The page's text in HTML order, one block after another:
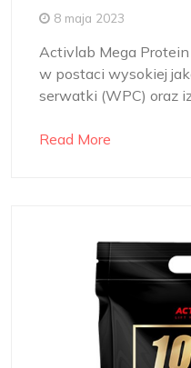
8 maja 2023
Activlab Mega
w postaci wysokiej
serwatki (WPC) oraz
Read More